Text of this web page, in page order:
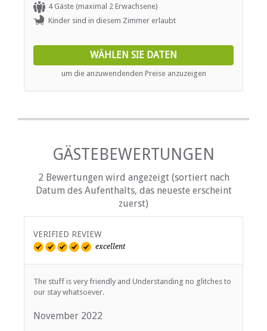
and have tea / coffee making facilities, a desk, fridge,
seating area and a patio. Rooms are serviced daily. Wi-Fi is
available in public areas.
4 Gäste (maximal 2 Erwachsene)
Kinder sind in diesem Zimmer erlaubt
WÄHLEN SIE DATEN
um die anzuwendenden Preise anzuzeigen
GÄSTEBEWERTUNGEN
2 Bewertungen wird angezeigt (sortiert nach
Datum des Aufenthalts, das neueste erscheint
zuerst)
VERIFIED REVIEW
excellent
The stuff is very friendly and Understanding no glitches to
our stay whatsoever.
November 2022